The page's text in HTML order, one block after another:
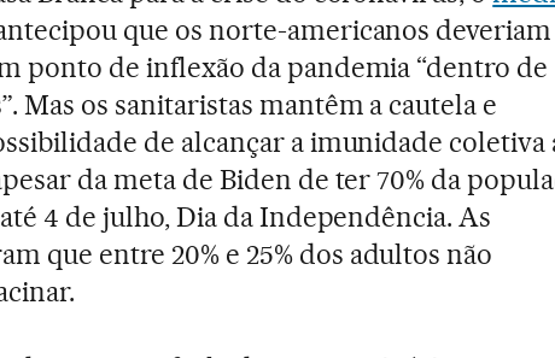
que os norte-americanos deveriam
ponto de inflexão da pandemia “dentro de
Mas os sanitaristas mantêm a cautela e
de alcançar a imunidade coletiva
da meta de Biden de ter 70% da
4 de julho, Dia da Independência. As
que entre 20% e 25% dos adultos não